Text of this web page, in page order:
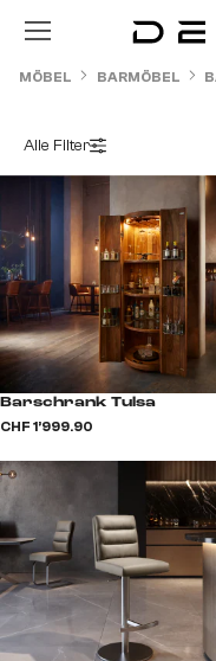
Zum Hauptinhalt
MÖBEL BARMÖBEL
Alle Filter
Barschrank Tulsa
CHF 1’999.90